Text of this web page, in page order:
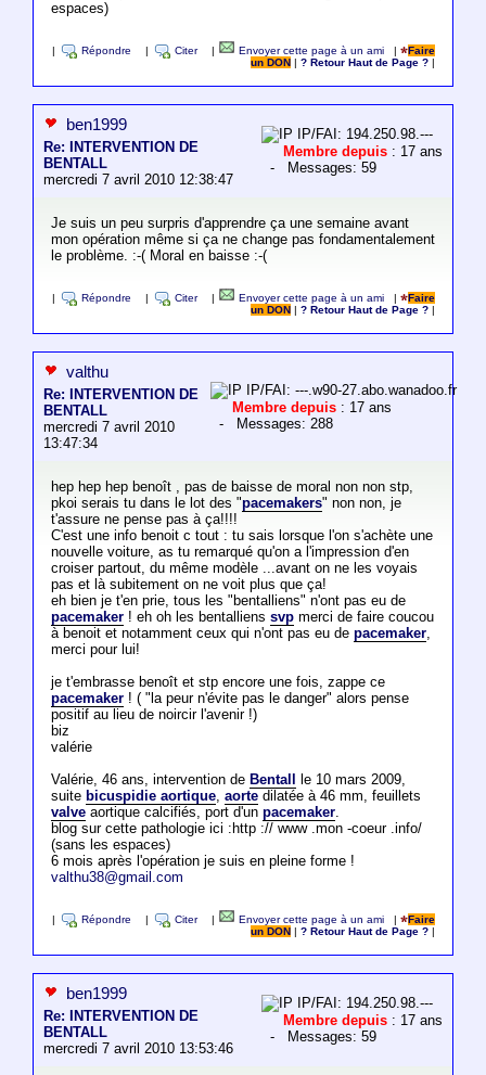
espaces)
Répondre Citer Envoyer cette page à un ami |
Faire
un DON
|? Retour Haut de Page ?
ben1999
Re: INTERVENTION DE
BENTALL
mercredi 7 avril 2010 12:38:47
IP/FAI: 194.250.98.---
Membre depuis : 17 ans
- Messages: 59
Je suis un peu surpris d'apprendre ça une semaine avant
mon opération même si ça ne change pas fondamentalement
le problème. :-( Moral en baisse :-(
Répondre Citer Envoyer cette page à un ami |
Faire
un DON
|? Retour Haut de Page ?
valthu
Re: INTERVENTION DE
BENTALL
mercredi 7 avril 2010
13:47:34
IP/FAI: ---.w90-27.abo.wanadoo.fr
Membre depuis : 17 ans
- Messages: 288
hep hep hep benoît , pas de baisse de moral non non stp,
pkoi serais tu dans le lot des "pacemakers" non non, je
t'assure ne pense pas à ça!!!!
C'est une info benoit c tout : tu sais lorsque l'on s'achète une
nouvelle voiture, as tu remarqué qu'on a l'impression d'en
croiser partout, du même modèle ...avant on ne les voyais
pas et là subitement on ne voit plus que ça!
eh bien je t'en prie, tous les "bentalliens" n'ont pas eu de
pacemaker! eh oh les bentalliens svpmerci de faire coucou
à benoit et notamment ceux qui n'ont pas eu de pacemaker,
merci pour lui!
je t'embrasse benoît et stp encore une fois, zappe ce
pacemaker! ( "la peur n'évite pas le danger" alors pense
positif au lieu de noircir l'avenir !)
biz
valérie
Valérie, 46 ans, intervention de Bentall
le 10 mars 2009,
suite bicuspidie aortique, aortedilatée à 46 mm, feuillets
valveaortique calcifiés, port d'un pacemaker.
blog sur cette pathologie ici :http :// www .mon -coeur .info/
(sans les espaces)
6 mois après l'opération je suis en pleine forme !
valthu38@gmail.com
Répondre Citer Envoyer cette page à un ami |
Faire
un DON
|? Retour Haut de Page ?
ben1999
Re: INTERVENTION DE
BENTALL
mercredi 7 avril 2010 13:53:46
IP/FAI: 194.250.98.---
Membre depuis : 17 ans
- Messages: 59